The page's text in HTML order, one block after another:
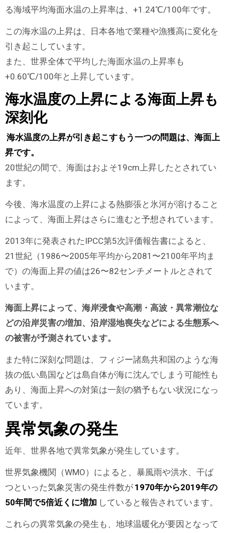
る海域平均海面水温の上昇率は、+1.24℃/100年です。
この海水温の上昇は、日本各地で業種や漁獲高に変化を
引き起こしています。
また、世界全体で平均した海面水温の上昇率も
+0.60℃/100年と上昇しています。
海水温度の上昇による海面上昇も
深刻化
海水温度の上昇が引き起こすもう一つの問題は、海面上
昇です。
20世紀の間で、海面はおよそ19cm上昇したとされてい
ます。
今後、海水温度の上昇による熱膨張と氷河が溶けること
によって、海面上昇はさらに進むと予想されています。
2013年に発表されたIPCC第5次評価報告書によると、
21世紀（1986〜2005年平均から2081〜2100年平均ま
で）の海面上昇の値は26〜82センチメートルとされて
います。
海面上昇によって、海岸浸食や高潮・高波・異常潮位な
どの沿岸災害の増加、沿岸湿地喪失などによる生態系へ
の被害が予測されています。
また特に深刻な問題は、フィジー諸島共和国のような海
抜の低い島国などは島自体が海に沈んでしまう可能性も
あり、海面上昇への対策は一刻の猶予もない状況になっ
ています。
異常気象の発生
近年、世界各地で異常気象が発生しています。
世界気象機関（WMO）によると、暴風雨や洪水、干ば
つといった気象災害の発生件数が 1970年から2019年の
50年間で5倍近くに増加 していると報告されています。
これらの異常気象の発生も、地球温暖化が要因となって